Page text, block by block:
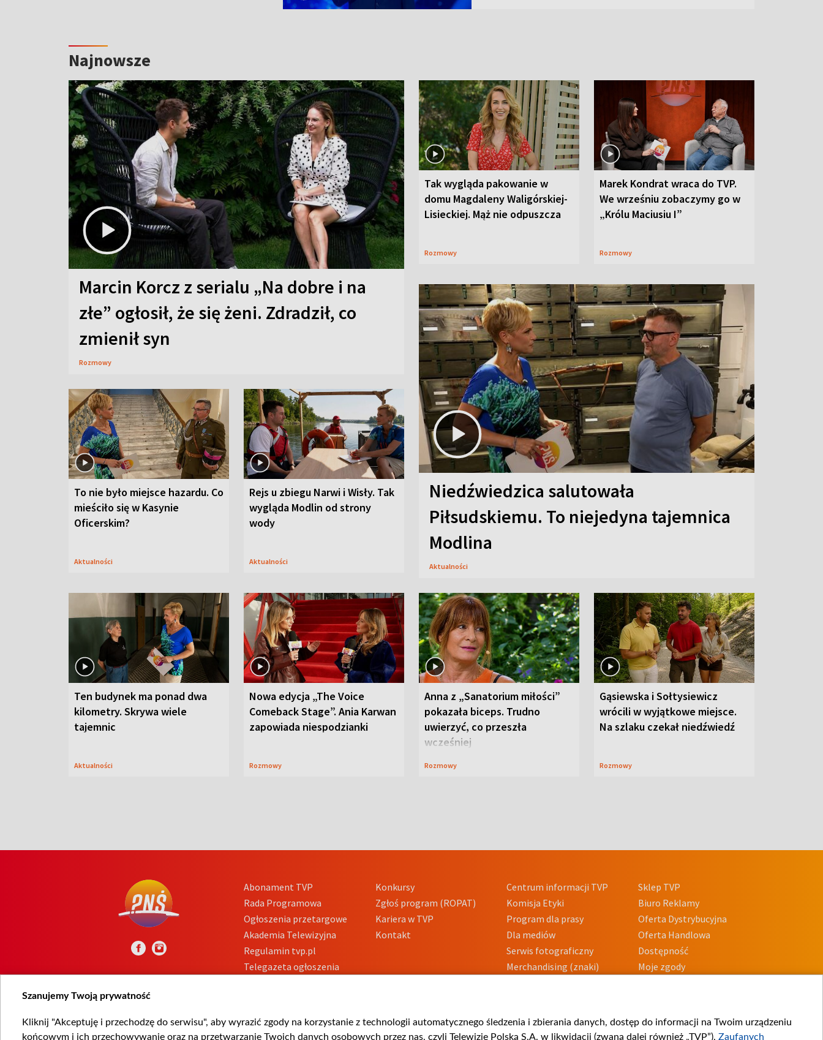
Najnowsze
Marcin Korcz z serialu „Na dobre i na
złe” ogłosił, że się żeni. Zdradził, co
zmienił syn
Rozmowy
Tak wygląda pakowanie w
domu Magdaleny Waligórskiej-
Lisieckiej. Mąż nie odpuszcza
Rozmowy
Marek Kondrat wraca do TVP.
We wrześniu zobaczymy go w
„Królu Maciusiu I”
Rozmowy
To nie było miejsce hazardu. Co
mieściło się w Kasynie
Oficerskim?
Aktualności
Rejs u zbiegu Narwi i Wisły. Tak
wygląda Modlin od strony
wody
Aktualności
Niedźwiedzica salutowała
Piłsudskiemu. To niejedyna tajemnica
Modlina
Aktualności
Ten budynek ma ponad dwa
kilometry. Skrywa wiele
tajemnic
Aktualności
Nowa edycja „The Voice
Comeback Stage”. Ania Karwan
zapowiada niespodzianki
Rozmowy
Anna z „Sanatorium miłości”
pokazała biceps. Trudno
uwierzyć, co przeszła
wcześniej
Rozmowy
Gąsiewska i Sołtysiewicz
wrócili w wyjątkowe miejsce.
Na szlaku czekał niedźwiedź
Rozmowy
Abonament TVP
Rada Programowa
Ogłoszenia przetargowe
Akademia Telewizyjna
Regulamin tvp.pl
Telegazeta ogłoszenia
Konkursy
Zgłoś program (ROPAT)
Kariera w TVP
Kontakt
Centrum informacji TVP
Komisja Etyki
Program dla prasy
Dla mediów
Serwis fotograficzny
Merchandising (znaki)
Sklep TVP
Biuro Reklamy
Oferta Dystrybucyjna
Oferta Handlowa
Dostępność
Moje zgody
Szanujemy Twoją prywatność
Kliknij "Akceptuję i przechodzę do serwisu", aby wyrazić zgody na korzystanie z technologii automatycznego śledzenia i zbierania danych, dostęp do informacji na Twoim urządzeniu
końcowym i ich przechowywanie oraz na przetwarzanie Twoich danych osobowych przez nas, czyli Telewizję Polską S.A. w likwidacji (zwaną dalej również „TVP”), Zaufanych